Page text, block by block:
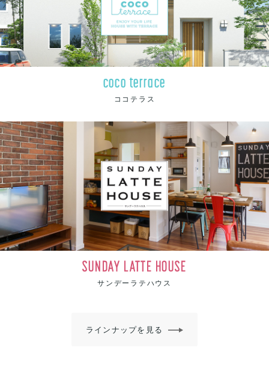
coco terrace
ココテラス
SUNDAY LATTE HOUSE
サンデーラテハウス
ラインナップを見る